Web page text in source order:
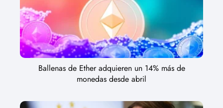
Ballenas de Ether adquieren un 14% más de
monedas desde abril